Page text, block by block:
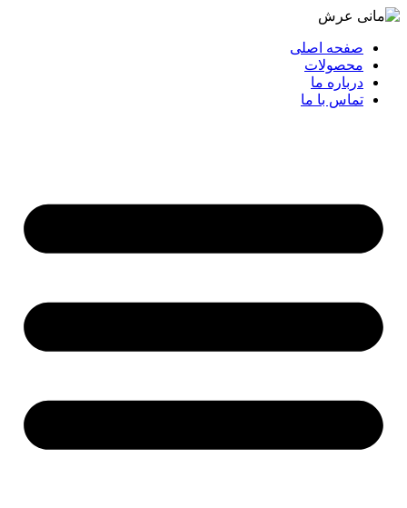
صفحه اصلی
محصولات
درباره ما
تماس با ما